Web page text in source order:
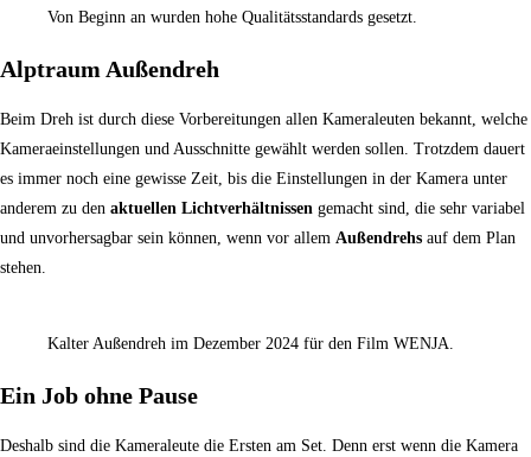
Von Beginn an wurden hohe Qualitätsstandards gesetzt.
Alptraum Außendreh
Beim Dreh ist durch diese Vorbereitungen allen Kameraleuten bekannt, welche
Kameraeinstellungen und Ausschnitte gewählt werden sollen. Trotzdem dauert
es immer noch eine gewisse Zeit, bis die Einstellungen in der Kamera unter
anderem zu den aktuellen Lichtverhältnissen gemacht sind, die sehr variabel
und unvorhersagbar sein können, wenn vor allem Außendrehs auf dem Plan
stehen.
Kalter Außendreh im Dezember 2024 für den Film WENJA.
Ein Job ohne Pause
Deshalb sind die Kameraleute die Ersten am Set. Denn erst wenn die Kamera